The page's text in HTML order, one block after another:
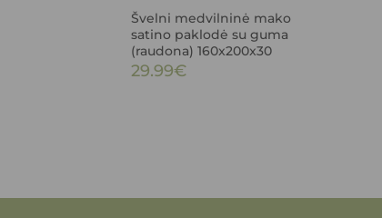
Švelni medvilninė mako
satino paklodė su guma
(raudona) 160x200x30
29.99€